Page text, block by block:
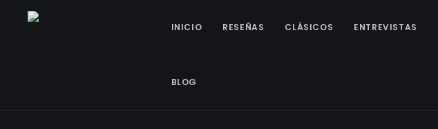
INICIO RESEÑAS CLÁSICOS ENTREVISTAS
BLOG